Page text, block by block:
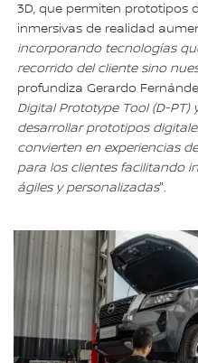
3D, que permiten prototipos
inmersivas de realidad
incorporando tecnologías
recorrido del cliente sino
profundiza Gerardo
Digital Prototype Tool (D-PT)
desarrollar prototipos
convierten en experiencias
para los clientes facilitando
ágiles y personalizadas".